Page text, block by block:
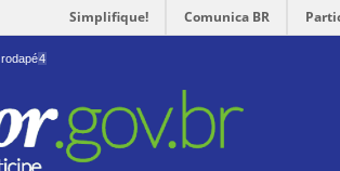
Simplifique! Comunica BR
4